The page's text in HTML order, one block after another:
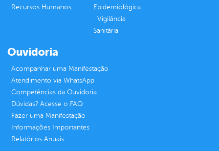
Recursos Humanos
Epidemiológica
Vigilância
Sanitária
Ouvidoria
Acompanhar uma Manifestação
Atendimento via WhatsApp
Competências da Ouvidoria
Dúvidas? Acesse o FAQ
Fazer uma Manifestação
Informações Importantes
Relatórios Anuais